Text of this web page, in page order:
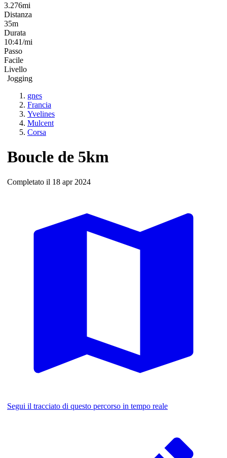
3.276mi
Distanza
35m
Durata
10:41/mi
Passo
Facile
Livello
Jogging
gnes
Francia
Yvelines
Mulcent
Corsa
Boucle de 5km
Completato il 18 apr 2024
Segui il tracciato di questo percorso in tempo reale